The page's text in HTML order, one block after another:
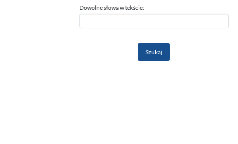
Dowolne słowa w tekście: